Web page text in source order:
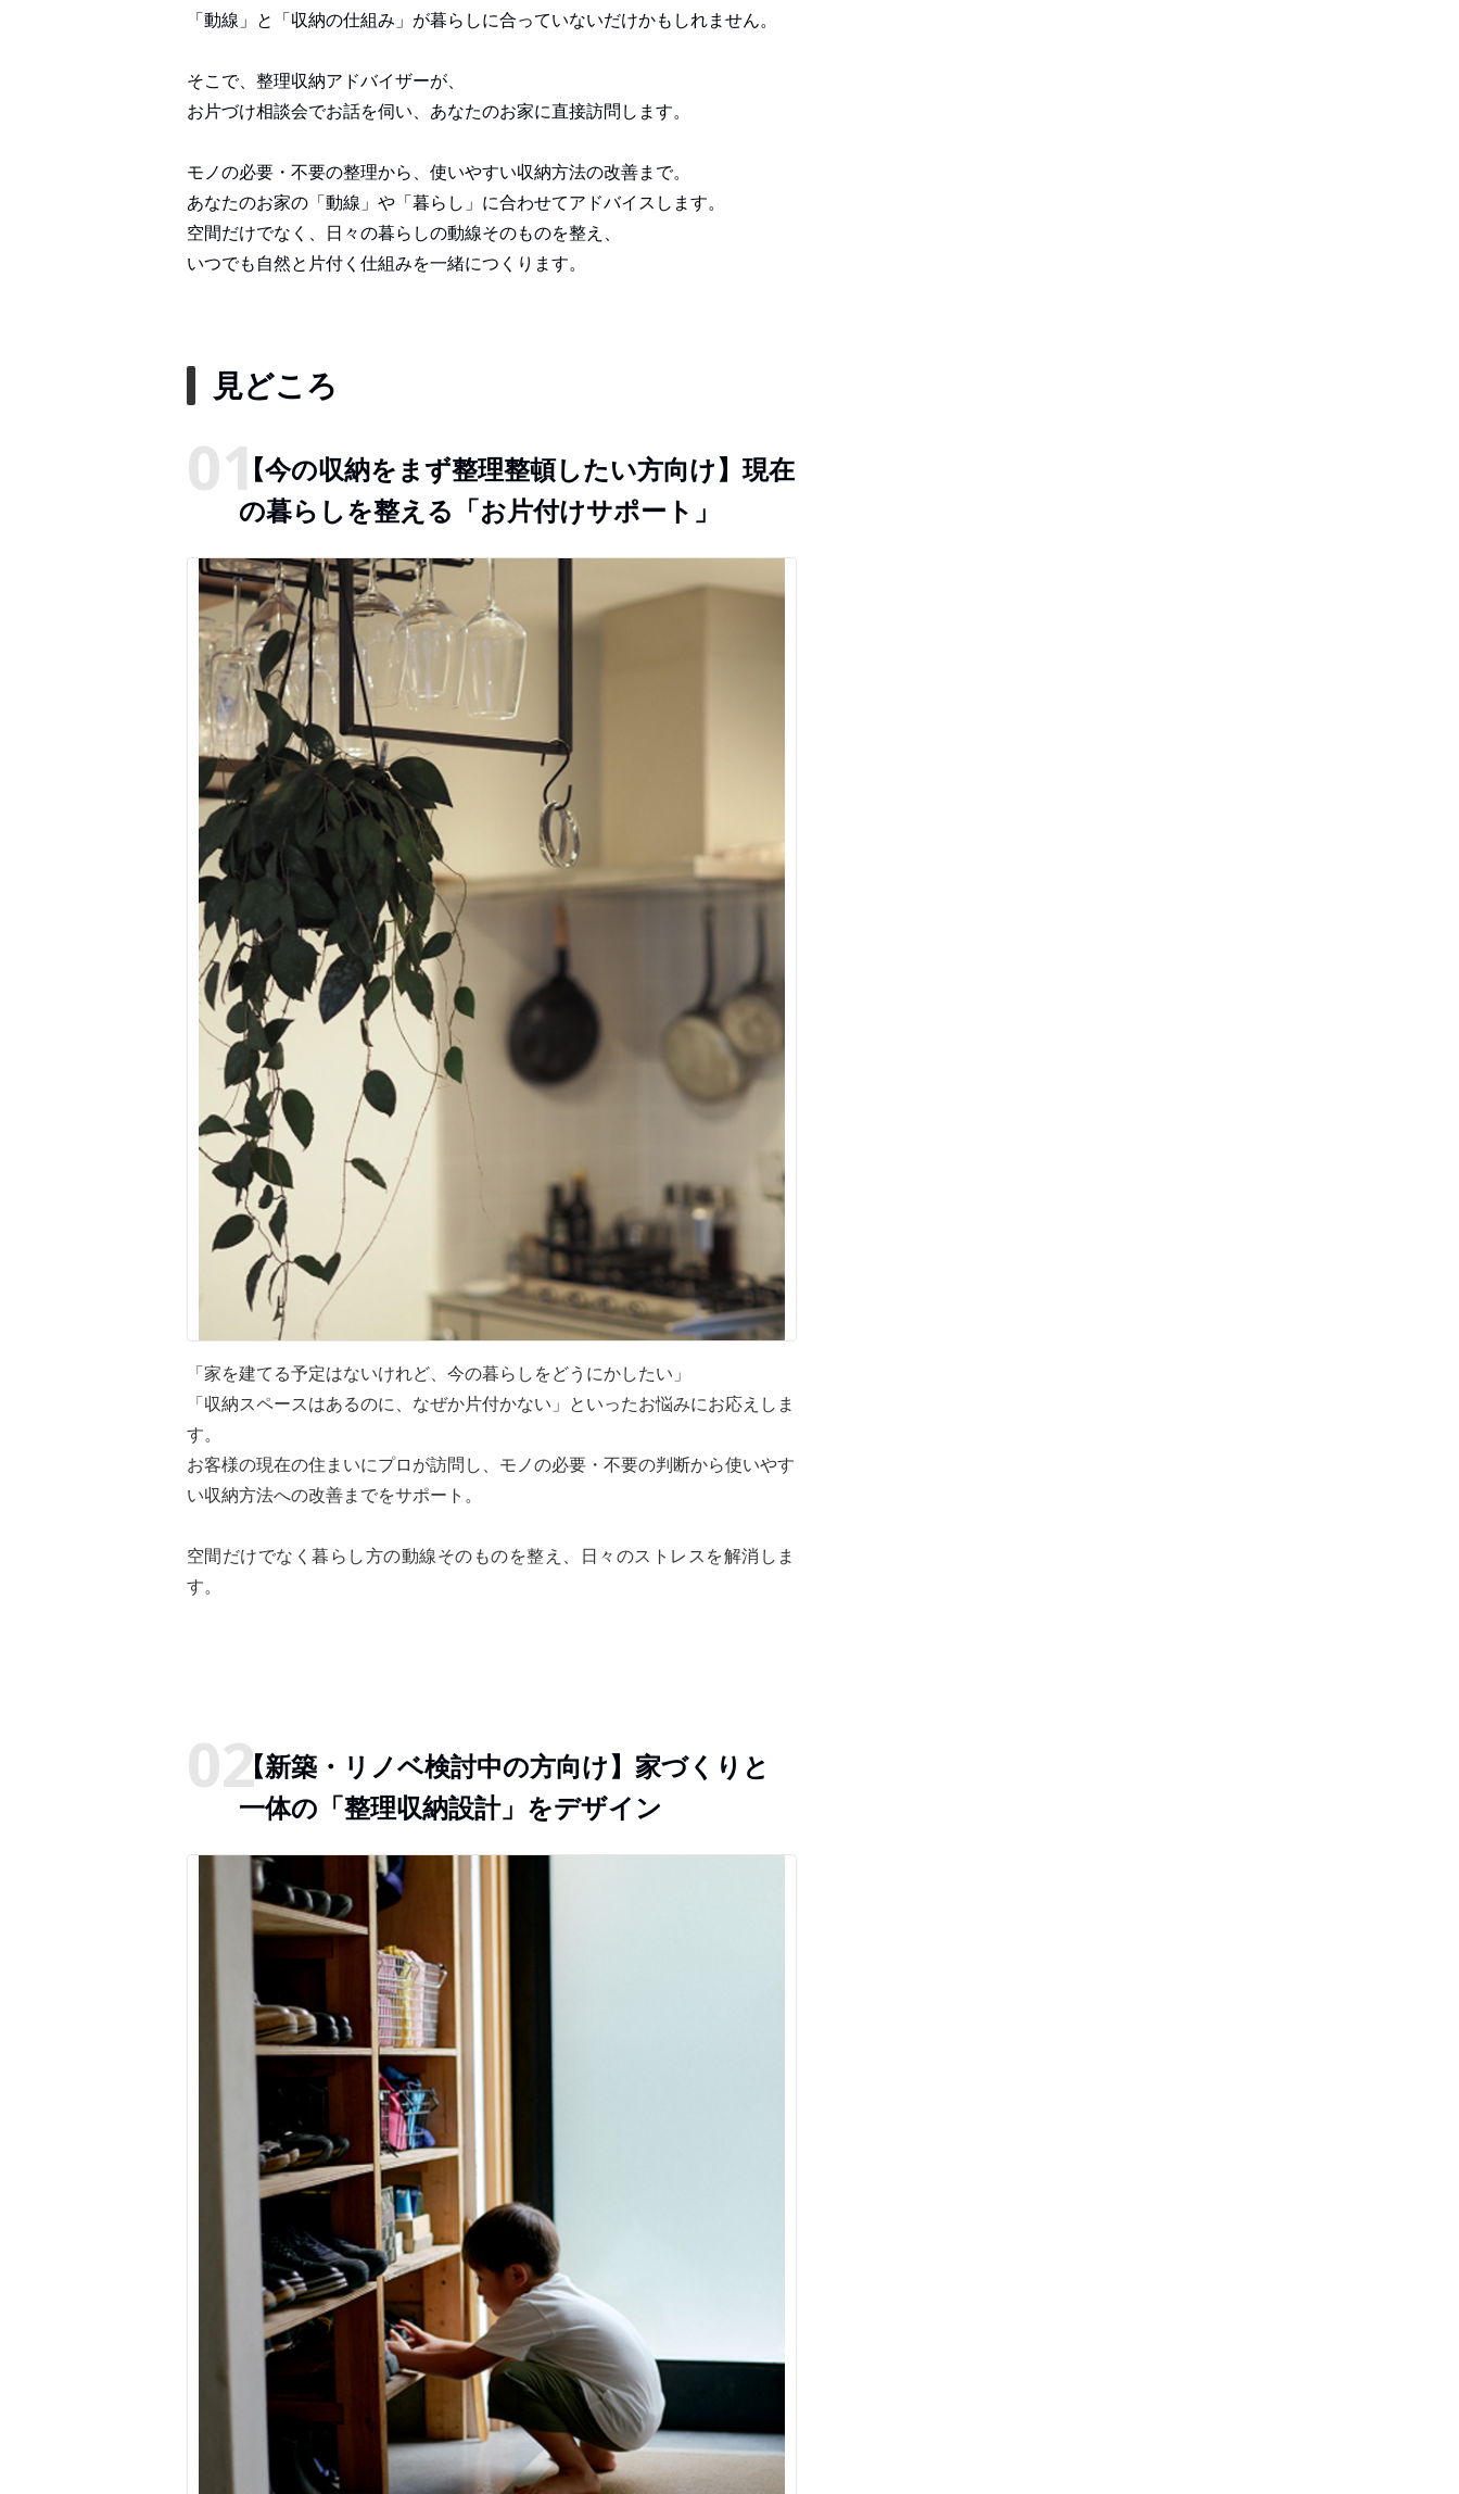
「動線」と「収納の仕組み」が暮らしに合っていないだけかもしれません。
そこで、整理収納アドバイザーが、
お片づけ相談会でお話を伺い、あなたのお家に直接訪問します。
モノの必要・不要の整理から、使いやすい収納方法の改善まで。
あなたのお家の「動線」や「暮らし」に合わせてアドバイスします。
空間だけでなく、日々の暮らしの動線そのものを整え、
いつでも自然と片付く仕組みを一緒につくります。
見どころ
【今の収納をまず整理整頓したい方向け】現在
の暮らしを整える「お片付けサポート」
「家を建てる予定はないけれど、今の暮らしをどうにかしたい」
「収納スペースはあるのに、なぜか片付かない」といったお悩みにお応えしま
す。
お客様の現在の住まいにプロが訪問し、モノの必要・不要の判断から使いやす
い収納方法への改善までをサポート。
空間だけでなく暮らし方の動線そのものを整え、日々のストレスを解消しま
す。
【新築・リノベ検討中の方向け】家づくりと
一体の「整理収納設計」をデザイン